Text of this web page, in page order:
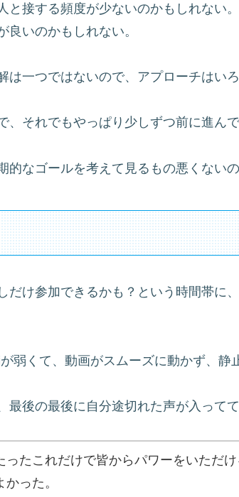
と接する頻度が少ないのかもしれない
良いのかもしれない。
は一つではないので、アプローチはいろ
、それでもやっぱり少しずつ前に進んで
的なゴールを考えて見るもの悪くないの
だけ参加できるかも？という時間帯に
弱くて、動画がスムーズに動かず、静
最後の最後に自分途切れた声が入って
ったこれだけで皆からパワーをいただ
かった。